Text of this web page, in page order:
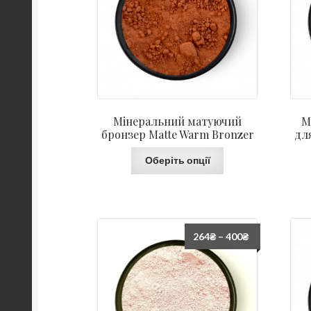
Мінеральний матуючий
бронзер Matte Warm Bronzer
Оберіть опції
264₴ –400₴